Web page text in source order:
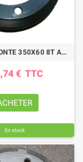
TAMBOUR FONTE 350X60 8T AMB
€ TTC
En stock